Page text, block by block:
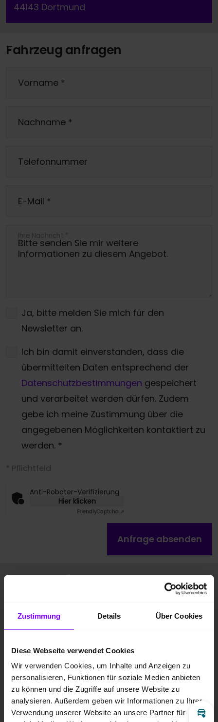
Zustimmung Details Über Cookies
Diese Webseite verwendet Cookies
Wir verwenden Cookies, um Inhalte und Anzeigen zu
personalisieren, Funktionen für soziale Medien anbieten
zu können und die Zugriffe auf unsere Website zu
analysieren. Außerdem geben wir Informationen zu Ihrer
Verwendung unserer Website an unsere Partner für
44143 Dortmund
Fahrzeug anfragen
Vorname *
Nachname *
Telefonnummer
E-Mail *
Ihre Nachricht *
Ja, bitte melden Sie mich für den
Newsletter an.
Ich bin damit einverstanden, dass die
übermittelten Daten entsprechend der
Datenschutzbestimmungen gespeichert
und verarbeitet werden dürfen. Zudem
gebe ich meine Zustimmung über die
angegebenen Möglichkeiten kontaktiert zu
werden. *
* Pflichtfeld
Anti-Roboter-Verifizierung
Hier klicken
FriendlyCaptcha ⇗
Anfrage absenden
Fahrzeugbilder